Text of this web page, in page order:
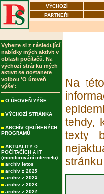
VÝCHOZÍ
PARTNEŘI
Vyberte si z následující
nabídky mých aktivit v
oblasti počítačů. Na
výchozí stránku mých
aktivit se dostanete
volbou 'O úroveň
výše':
O ÚROVEŇ VÝŠE
VÝCHOZÍ STRÁNKA
ARCHÍV OBLÍBENÝCH
PROGRAMŮ
AKTUALITY O
POČÍTAČÍCH A IT
(monitorování internetu)
archív letos
archív z 2025
archív z 2024
archív z 2023
archív z 2022
Na
tehdy,
texty